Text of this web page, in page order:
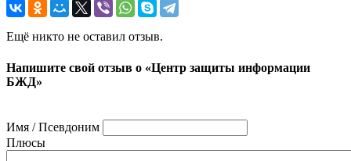
Ещё никто не оставил отзыв.
Напишите свой отзыв о «Центр защиты информации
БЖД»
Имя / Псевдоним
Плюсы